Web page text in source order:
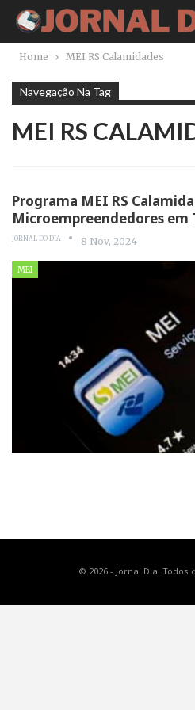
Home MEI RS Calamidades
Navegação Na Tag
MEI RS
Programa MEI RS
Microempreendedores em
JORNAL DO DIA 8 Nov, 2024
MEI
© 2026 - Jornal Dia.